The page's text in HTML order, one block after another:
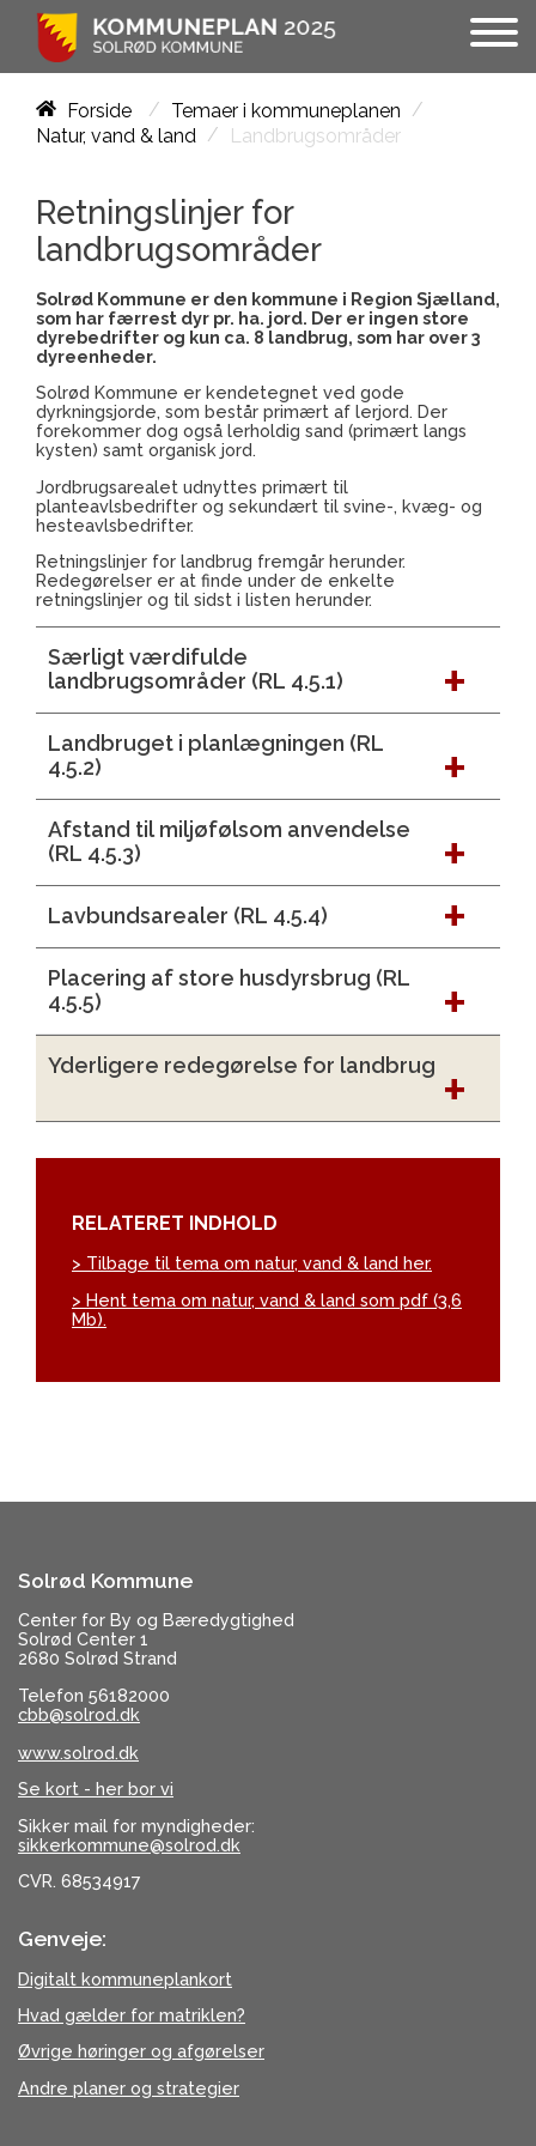
Forside / Temaer i kommuneplanen /
Natur, vand & land / Landbrugsområder
Retningslinjer for
landbrugsområder
Solrød Kommune er den kommune i Region Sjælland,
som har færrest dyr pr. ha. jord. Der er ingen store
dyrebedrifter og kun ca. 8 landbrug, som har over 3
dyreenheder.
Solrød Kommune er kendetegnet ved gode
dyrkningsjorde, som består primært af lerjord. Der
forekommer dog også lerholdig sand (primært langs
kysten) samt organisk jord.
Jordbrugsarealet udnyttes primært til
planteavlsbedrifter og sekundært til svine-, kvæg- og
hesteavlsbedrifter.
Retningslinjer for landbrug fremgår herunder.
Redegørelser er at finde under de enkelte
retningslinjer og til sidst i listen herunder.
Særligt værdifulde
landbrugsområder (RL 4.5.1)
Landbruget i planlægningen (RL
4.5.2)
Afstand til miljøfølsom anvendelse
(RL 4.5.3)
Lavbundsarealer (RL 4.5.4)
Placering af store husdyrsbrug (RL
4.5.5)
Yderligere redegørelse for landbrug
RELATERET INDHOLD
> Tilbage til tema om natur, vand & land her.
> Hent tema om natur, vand & land som pdf (3,6
Mb).
Solrød Kommune
Center for By og Bæredygtighed
Solrød Center 1
2680 Solrød Strand
Telefon 56182000
cbb@solrod.dk
www.solrod.dk
Se kort - her bor vi
Sikker mail for myndigheder:
sikkerkommune@solrod.dk
CVR. 68534917
Genveje:
Digitalt kommuneplankort
Hvad gælder for matriklen?
Øvrige høringer og afgørelser
Andre planer og strategier